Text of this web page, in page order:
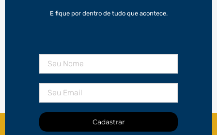
E fique por dentro de tudo que acontece.
Cadastrar